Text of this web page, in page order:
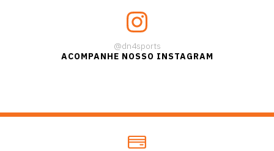
@dn4sports
ACOMPANHE NOSSO INSTAGRAM